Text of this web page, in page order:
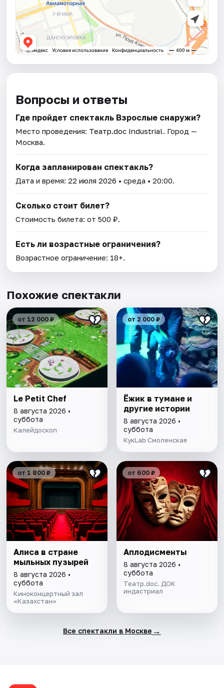
Вопросы и ответы
Где пройдет спектакль Взрослые снаружи?
Место проведения: Театр.doc Industrial. Город —
Москва.
Когда запланирован спектакль?
Дата и время:22 июля 2026 • среда • 20:00.
Сколько стоит билет?
Стоимость билета: от 500 ₽.
Есть ли возрастные ограничения?
Возрастное ограничение: 18+.
Похожие спектакли
от 12 000 ₽
Le Petit Chef
8 августа 2026 •
суббота
Калейдоскоп
от 2 000 ₽
Ёжик в тумане и
другие истории
8 августа 2026 •
суббота
КукLab Смоленская
от 1 800 ₽
Алиса в стране
мыльных пузырей
8 августа 2026 •
суббота
Киноконцертный зал
«Казахстан»
от 600 ₽
Аплодисменты
8 августа 2026 •
суббота
Театр.doc. ДОК
индастриал
Все спектакли в Москве →